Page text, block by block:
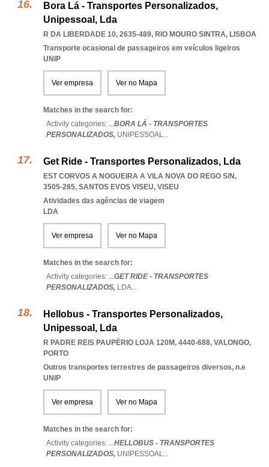
Bora Lá - Transportes Personalizados,
Unipessoal, Lda
R DA LIBERDADE 10, 2635-489, RIO MOURO SINTRA, LISBOA
Transporte ocasional de passageiros em veículos ligeiros
UNIP
Ver empresa Ver no Mapa
Matches in the search for:
Activity categories: ...BORA LÁ - TRANSPORTES
PERSONALIZADOS, UNIPESSOAL...
Get Ride - Transportes Personalizados, Lda
EST CORVOS A NOGUEIRA A VILA NOVA DO REGO S/N,
3505-285, SANTOS EVOS VISEU, VISEU
Atividades das agências de viagem
LDA
Ver empresa Ver no Mapa
Matches in the search for:
Activity categories: ...GET RIDE - TRANSPORTES
PERSONALIZADOS, LDA...
Hellobus - Transportes Personalizados,
Unipessoal, Lda
R PADRE REIS PAUPÉRIO LOJA 120M, 4440-688, VALONGO,
PORTO
Outros transportes terrestres de passageiros diversos, n.e
UNIP
Ver empresa Ver no Mapa
Matches in the search for:
Activity categories: ...HELLOBUS - TRANSPORTES
PERSONALIZADOS, UNIPESSOAL...